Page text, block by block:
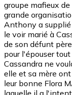
groupe mafieux
grande
Anthony a
le voir marié à
de son défunt
pour l'épouser
Cassandra ne
elle et sa mère
leur bonne Flora
laquelle il a